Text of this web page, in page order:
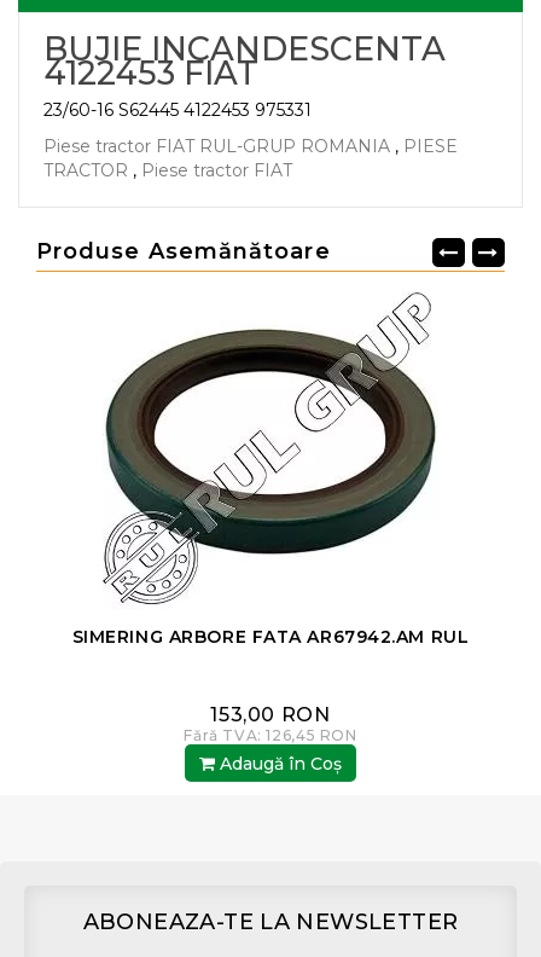
BUJIE INCANDESCENTA
4122453 FIAT
23/60-16 S62445 4122453 975331
Piese tractor FIAT RUL-GRUP ROMANIA , PIESE
TRACTOR , Piese tractor FIAT
Produse Asemănătoare
SIMERING ARBORE FATA AR67942.AM RUL
153,00 RON
Fără TVA: 126,45 RON
Adaugă în Coş
ABONEAZA-TE LA NEWSLETTER